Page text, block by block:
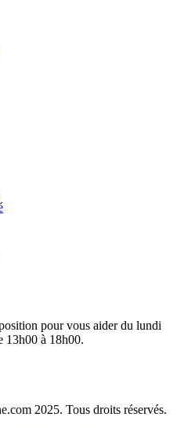
pour vous aider du lundi
13h00 à 18h00.
2025. Tous droits réservés.